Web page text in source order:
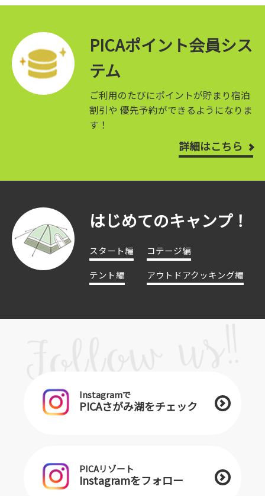
PICAポイント会員シス
テム
ご利用のたびにポイントが貯まり宿泊
割引や 優先予約ができるようになりま
す！
詳細はこちら
はじめてのキャンプ！
スタート編
コテージ編
テント編
アウトドアクッキング編
Instagramで
PICAさがみ湖をチェック
PICAリゾート
Instagramをフォロー